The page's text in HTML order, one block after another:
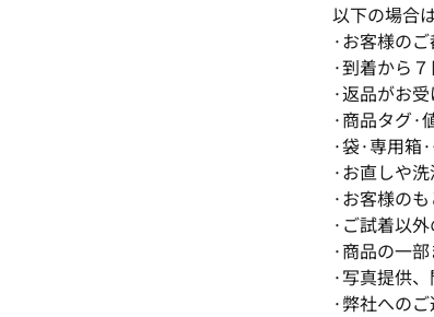
以下の場合
·お客様の
·到着から
·返品がお
·商品タグ·
·袋·専用箱
·お直しや
·お客様の
·ご試着以
·商品の一
·写真提供
·弊社への